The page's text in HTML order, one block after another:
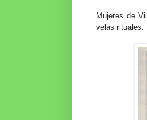
Mujeres de
velas rituales.